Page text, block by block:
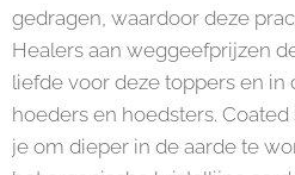
gedragen, waardoor deze
Healers aan weggeefprijzen
liefde voor deze toppers en in
hoeders en hoedsters.
je om dieper in de aarde te